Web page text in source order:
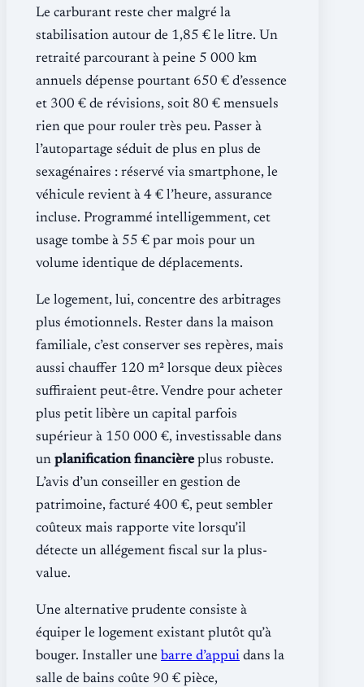
Le carburant reste cher malgré la
stabilisation autour de 1,85 € le litre. Un
retraité parcourant à peine 5 000 km
annuels dépense pourtant 650 € d’essence
et 300 € de révisions, soit 80 € mensuels
rien que pour rouler très peu. Passer à
l’autopartage séduit de plus en plus de
sexagénaires : réservé via smartphone, le
véhicule revient à 4 € l’heure, assurance
incluse. Programmé intelligemment, cet
usage tombe à 55 € par mois pour un
volume identique de déplacements.
Le logement, lui, concentre des arbitrages
plus émotionnels. Rester dans la maison
familiale, c’est conserver ses repères, mais
aussi chauffer 120 m² lorsque deux pièces
suffiraient peut-être. Vendre pour acheter
plus petit libère un capital parfois
supérieur à 150 000 €, investissable dans
un planification financière plus robuste.
L’avis d’un conseiller en gestion de
patrimoine, facturé 400 €, peut sembler
coûteux mais rapporte vite lorsqu’il
détecte un allégement fiscal sur la plus-
value.
Une alternative prudente consiste à
équiper le logement existant plutôt qu’à
bouger. Installer une barre d’appui dans la
salle de bains coûte 90 € pièce,